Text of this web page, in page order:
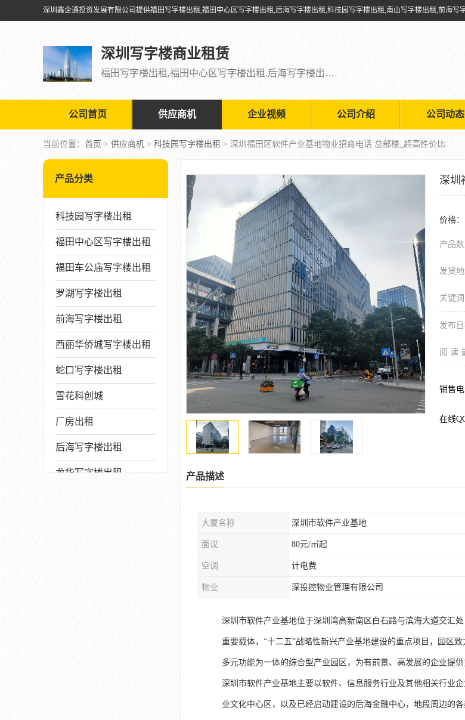
深圳写字楼商业租赁
福田写字楼出租,福田中心区写字楼出租,后海写字楼出租,科技园写字楼出租,南山写字楼出租,前海写字楼出租,宝安中心写字楼出租
公司首页 供应商机 企业视频 公司介绍 公司动态
当前位置： 首页 > 供应商机 > 科技园写字楼出租 > 深圳福田区软件产业基地物业招商电话 总部楼_超高性价比
产品分类
科技园写字楼出租
福田中心区写字楼出租
福田车公庙写字楼出租
罗湖写字楼出租
前海写字楼出租
西丽华侨城写字楼出租
蛇口写字楼出租
雪花科创城
厂房出租
后海写字楼出租
龙华写字楼出租
深圳
价格：
产品数
发货地
关键词
发布日
阅 读
销售电
在线
产品描述
大厦名称 深圳市软件产业基地
面议 80元/㎡起
空调 计电费
物业 深投控物业管理有限公司
深圳市软件产业基地位于深圳湾高新南区白石路与滨海大道交汇
重要载体，“十二五”战略性新兴产业基地建设的重点项目，园区
多元功能为一体的综合型产业园区，为有前景、高发展的企业提
深圳市软件产业基地主要以软件、信息服务行业及其他相关行业
业文化中心区，以及已经启动建设的后海金融中心，地段周边的